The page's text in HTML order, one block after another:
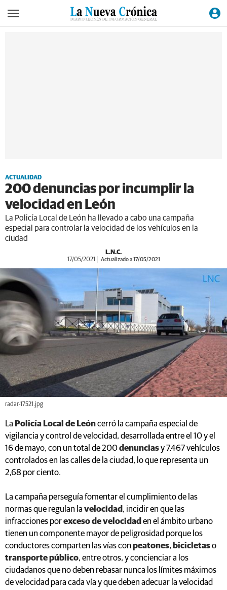
ACTUALIDAD
200 denuncias por incumplir la
velocidad en León
La Policía Local de León ha llevado a cabo una campaña
especial para controlar la velocidad de los vehículos en la
ciudad
L.N.C.
17/05/2021 Actualizado a 17/05/2021
radar-17521.jpg
La Policía Local de Leóncerró la campaña especial de
vigilancia y control de velocidad, desarrollada entre el 10 y el
16 de mayo, con un total de 200denunciasy 7.467 vehículos
controlados en las calles de la ciudad, lo que representa un
2,68 por ciento.
La campaña perseguía fomentar el cumplimiento de las
normas que regulan la velocidad , incidir en que las
infracciones porexceso de velocidad en el ámbito urbano
tienen un componente mayor de peligrosidad porque los
conductores comparten las vías con peatones, bicicletaso
transporte público, entre otros, y concienciar a los
ciudadanos que no deben rebasar nunca los límites máximos
de velocidad para cada vía y que deben adecuar la velocidad